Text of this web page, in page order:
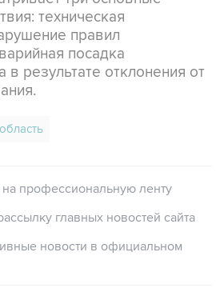
техническая
правил
посадка
в результате отклонения от
на профессиональную ленту
главных новостей сайта
новости в официальном